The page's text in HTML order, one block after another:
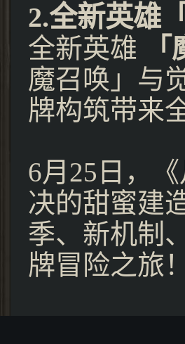
2.全新英雄
全新英雄
魔召唤」与
牌构筑带来
6月25日，
决的甜蜜建
季、新机制
牌冒险之旅！